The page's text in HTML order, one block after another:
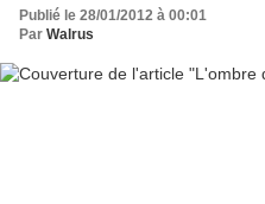
Publié le 28/01/2012 à 00:01
Par Walrus